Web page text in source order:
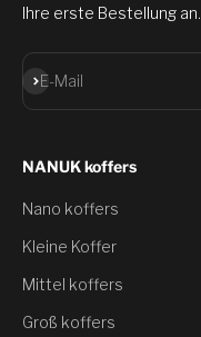
Ihre erste Bestellung an.
E-Mail
Abonnieren
NANUK koffers
Nano koffers
Kleine Koffer
Mittel koffers
Groß koffers